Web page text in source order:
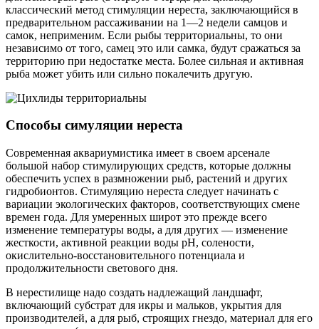
классический метод стимуляции нереста, заключающийся в
предварительном рассаживании на 1—2 недели самцов и
самок, неприменим. Если рыбы территориальны, то они
независимо от того, самец это или самка, будут сражаться за
территорию при недостатке места. Более сильная и активная
рыба может убить или сильно покалечить другую.
Способы симуляции нереста
Современная аквариумистика имеет в своем арсенале
большой набор стимулирующих средств, которые должны
обеспечить успех в размножении рыб, растений и других
гидробионтов. Стимуляцию нереста следует начинать с
вариации экологических факторов, соответствующих смене
времен года. Для умеренных широт это прежде всего
изменение температуры воды, а для других — изменение
жесткости, активной реакции воды рН, солености,
окислительно-восстановительного потенциала и
продолжительности светового дня.
В нерестилище надо создать надлежащий ландшафт,
включающий субстрат для икры и мальков, укрытия для
производителей, а для рыб, строящих гнездо, материал для его